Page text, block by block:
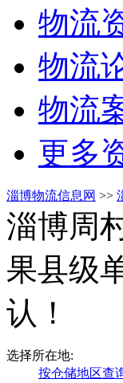
物流
物流
物流
更多
淄博物流信息网 >>
淄博周
果县级
认！
选择所在地:
按仓储地区查